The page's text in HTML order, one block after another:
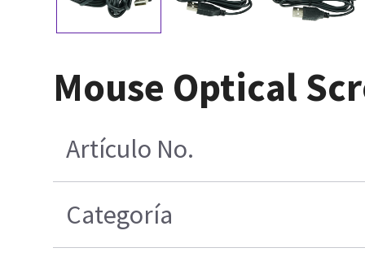
Mouse Optical
Artículo No.
Categoría